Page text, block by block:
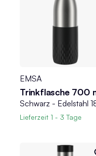
EMSA
Lieferzeit 1 - 3 Tage